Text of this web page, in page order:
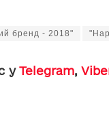
бренд - 2018"
уTelegram,